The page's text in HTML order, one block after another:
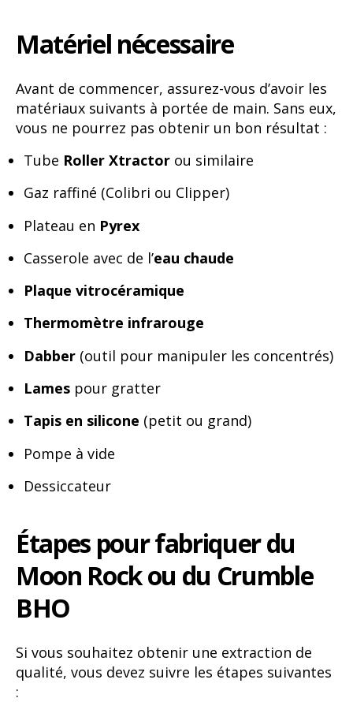
Matériel nécessaire
Avant de commencer, assurez-vous d’avoir les
matériaux suivants à portée de main. Sans eux,
vous ne pourrez pas obtenir un bon résultat :
Tube Roller Xtractor ou similaire
Gaz raffiné (Colibri ou Clipper)
Plateau en Pyrex
Casserole avec de l’eau chaude
Plaque vitrocéramique
Thermomètre infrarouge
Dabber (outil pour manipuler les concentrés)
Lames pour gratter
Tapis en silicone (petit ou grand)
Pompe à vide
Dessiccateur
Étapes pour fabriquer du
Moon Rock ou du Crumble
BHO
Si vous souhaitez obtenir une extraction de
qualité, vous devez suivre les étapes suivantes
: